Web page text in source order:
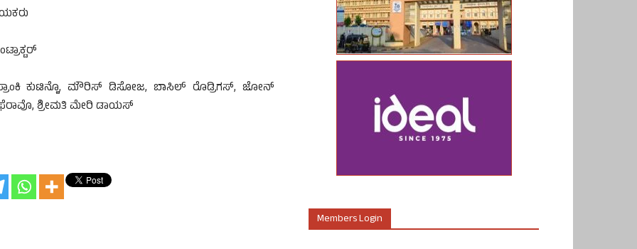
ಕುಟಿನ್ಹೊ, ಮೌರಿಸ್ ಡಿಸೋಜ, ಬಾಸಿಲ್ ರೊಡ್ರಿಗಸ್, ಜೋನ್
ಶ್ರೀಮತಿ ಮೇರಿ ಡಾಯಸ್
Members Login